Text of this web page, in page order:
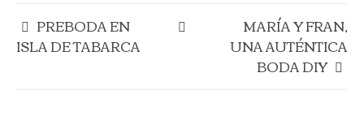
PREBODA EN
ISLA DE TABARCA
MARÍA Y FRAN,
UNA AUTÉNTICA
BODA DIY